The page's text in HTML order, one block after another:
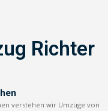
Richter
verstehen wir Umzüge von